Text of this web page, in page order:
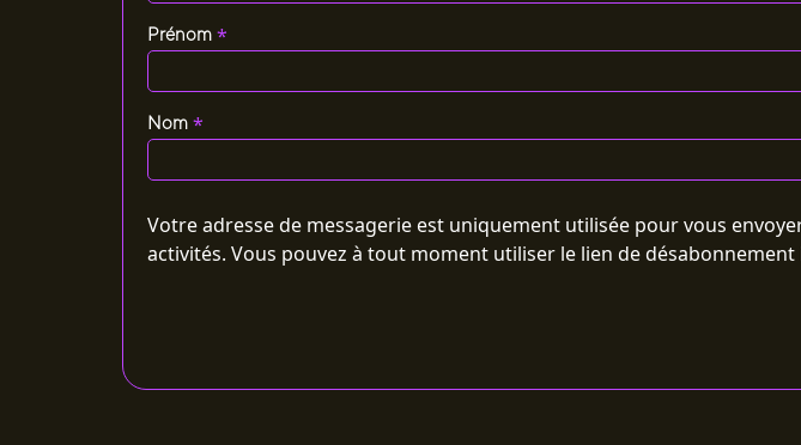
Prénom *
Nom *
Votre adresse de messagerie est uniquement utilisée pour vous
activités. Vous pouvez à tout moment utiliser le lien de